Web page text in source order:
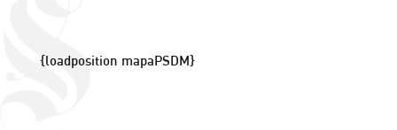
{loadposition mapaPSDM}